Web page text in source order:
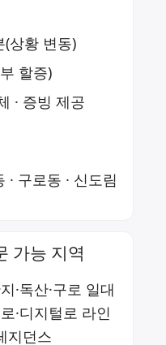
(상황 변동)
할증)
· 증빙 제공
· 구로동 · 신도림
가능 지역
·독산·구로 일대
·디지털로 라인
지던스